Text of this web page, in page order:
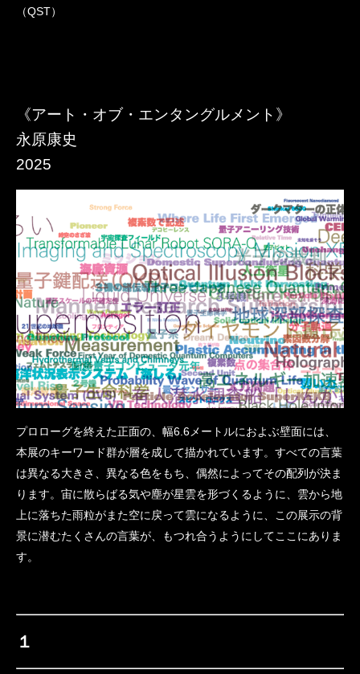
（QST）
《​アート・オブ・エンタングルメント》​
永原康史
​2025
プロローグを終えた正面の、幅6.6メートルにおよぶ壁面には、
本展のキーワード群が層を成して描かれています。すべての言葉
は異なる大きさ、異なる色をもち、偶然によってその配列が決ま
ります。宙に散らばる気や塵が星雲を形づくるように、雲から地
上に落ちた雨粒がまた空に戻って雲になるように、この展示の背
景に潜むたくさんの言葉が、もつれ合うようにしてここにありま
す。
１